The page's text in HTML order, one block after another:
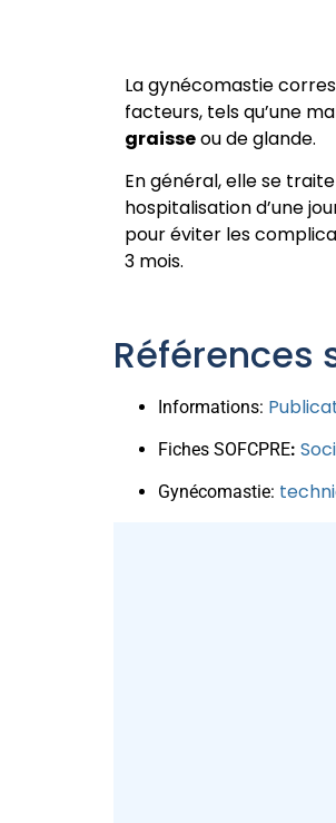
La gynécomastie
facteurs, tels qu’une
graisseou de glande.
En général, elle se
hospitalisation d’une
pour éviter les
3 mois.
Références
Informations:
Fiches SOFCPRE:
Gynécomastie: